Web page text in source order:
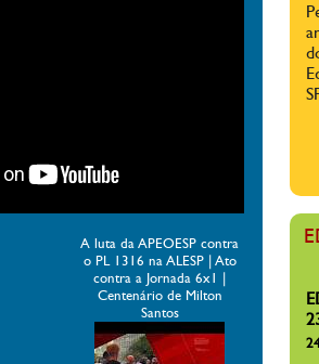
A luta da APEOESP contra
o PL 1316 na ALESP | Ato
contra a Jornada 6x1 |
Centenário de Milton
Santos